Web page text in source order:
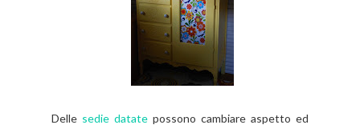
Delle sedie datate possono cambiare aspetto ed